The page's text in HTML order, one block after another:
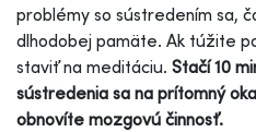
problémy so sústredením sa,
dlhodobej pamäte. Ak túžite
staviť na meditáciu. Stačí 10
sústredenia sa na prítomný
obnovíte mozgovú činnosť.